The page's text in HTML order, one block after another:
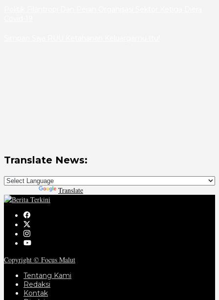
Translate News:
Translate
Copyright © Focus Malut
Tentang Kami
Redaksi
Kontak